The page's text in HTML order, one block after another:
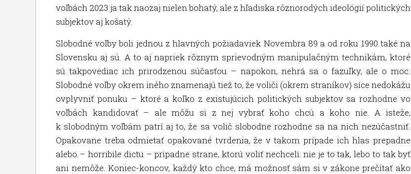
voľbách 2023 ja tak naozaj nielen bohatý, ale z hľadiska rôznorodých ideológií politických
subjektov aj košatý.
Slobodné voľby boli jednou z hlavných požiadaviek Novembra 89 a od roku 1990 také na
Slovensku aj sú. A to aj napriek rôznym sprievodným manipulačným technikám, ktoré
sú takpovediac ich prirodzenou súčasťou – napokon, nehrá sa o fazuľky, ale o moc.
Slobodné voľby okrem iného znamenajú tiež to, že voliči (okrem straníkov) síce nedokážu
ovplyvniť ponuku – ktoré a koľko z existujúcich politických subjektov sa rozhodne vo
voľbách kandidovať – ale môžu si z nej vybrať koho chcú a koho nie. A isteže,
k slobodným voľbám patrí aj to, že sa volič slobodne rozhodne sa na nich nezúčastniť.
Opakovane treba odmietať opakované tvrdenia, že v takom prípade ich hlas prepadne
alebo – horribile dictu – pripadne strane, ktorú voliť nechceli: nie je to tak, lebo to tak byť
ani nemôže. Koniec-koncov, každý kto chce, má možnosť sám si v zákone prečítať ako